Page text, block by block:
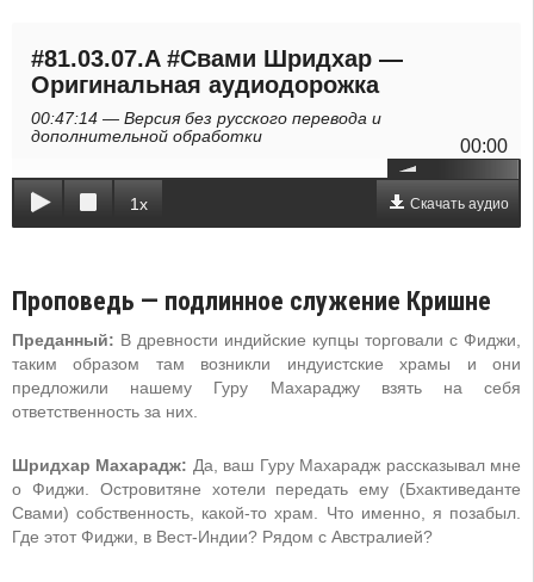
#81.03.07.A #Свами Шридхар —
Оригинальная аудиодорожка
00:47:14 — Версия без русского перевода и
дополнительной обработки
00:00
1x Скачать аудио
Проповедь — подлинное служение Кришне
Преданный: В древности индийские купцы торговали с Фиджи,
таким образом там возникли индуистские храмы и они
предложили нашему Гуру Махараджу взять на себя
ответственность за них.
Шридхар Махарадж: Да, ваш Гуру Махарадж рассказывал мне
о Фиджи. Островитяне хотели передать ему (Бхактиведанте
Свами) собственность, какой-то храм. Что именно, я позабыл.
Где этот Фиджи, в Вест-Индии? Рядом с Австралией?